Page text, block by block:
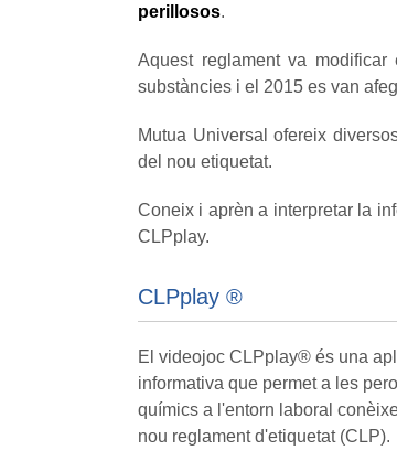
perillosos.
Aquest reglament va modificar
substàncies i el 2015 es van
Mutua Universal ofereix
del nou etiquetat.
Coneix i aprèn a interpretar la
CLPplay.
CLPplay ®
El videojoc CLPplay® és una
informativa que permet a les
químics a l'entorn laboral
nou reglament d'etiquetat (CLP).